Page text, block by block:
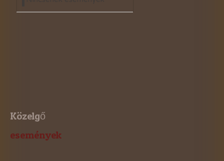
Közelgő
események